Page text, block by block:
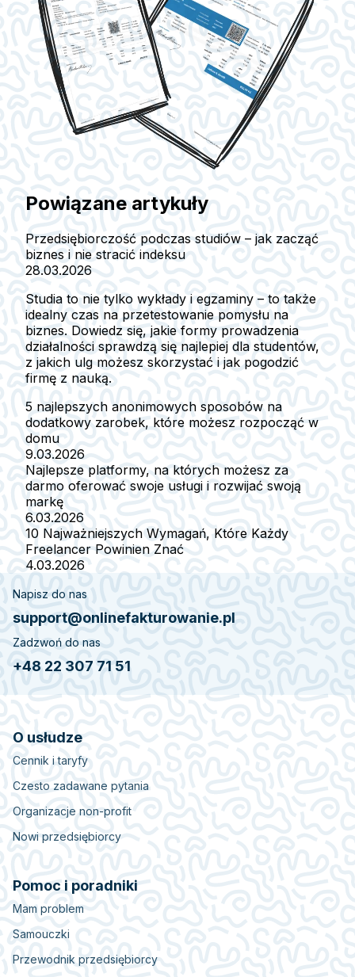
Powiązane artykuły
Przedsiębiorczość podczas studiów – jak zacząć
biznes i nie stracić indeksu
28.03.2026
Studia to nie tylko wykłady i egzaminy – to także
idealny czas na przetestowanie pomysłu na
biznes. Dowiedz się, jakie formy prowadzenia
działalności sprawdzą się najlepiej dla studentów,
z jakich ulg możesz skorzystać i jak pogodzić
firmę z nauką.
5 najlepszych anonimowych sposobów na
dodatkowy zarobek, które możesz rozpocząć w
domu
9.03.2026
Najlepsze platformy, na których możesz za
darmo oferować swoje usługi i rozwijać swoją
markę
6.03.2026
10 Najważniejszych Wymagań, Które Każdy
Freelancer Powinien Znać
4.03.2026
Napisz do nas
support@onlinefakturowanie.pl
Zadzwoń do nas
+48 22 307 71 51
O usłudze
Cennik i taryfy
Czesto zadawane pytania
Organizacje non-profit
Nowi przedsiębiorcy
Pomoc i poradniki
Mam problem
Samouczki
Przewodnik przedsiębiorcy